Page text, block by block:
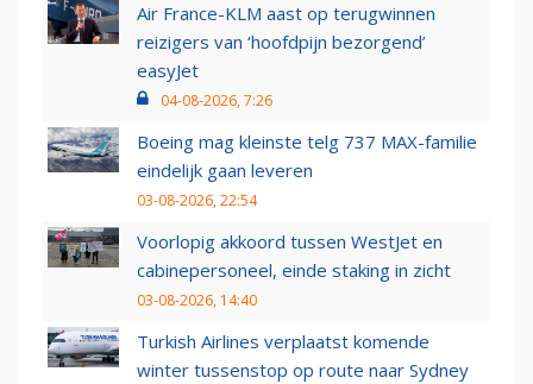
Air France-KLM aast op terugwinnen
reizigers van ‘hoofdpijn bezorgend’
easyJet
04-08-2026, 7:26
Boeing mag kleinste telg 737 MAX-familie
eindelijk gaan leveren
03-08-2026, 22:54
Voorlopig akkoord tussen WestJet en
cabinepersoneel, einde staking in zicht
03-08-2026, 14:40
Turkish Airlines verplaatst komende
winter tussenstop op route naar Sydney